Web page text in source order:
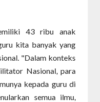
43 ribu anak
kita banyak yang
"Dalam konteks
Nasional, para
kepada guru di
semua ilmu,